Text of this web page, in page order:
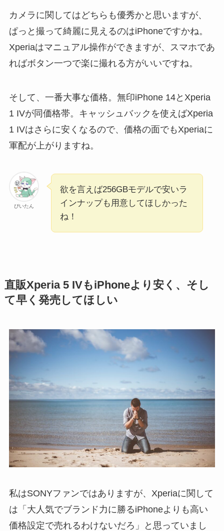
カメラに関してはどちらも優秀かと思いますが、
ぱっと撮って綺麗に見えるのはiPhoneですかね。
Xperiaはマニュアル操作ができますが、スマホであ
ればボタン一つで楽に撮れる方がいいですね。
そして、一番大事な価格。無印iPhone 14とXperia
1 IVが同価格帯。キャッシュバックを使えばXperia
1 IVはさらに安くなるので、価格の面でもXperiaに
軍配が上がりますね。
ぴいたん
欲を言えば256GBモデルで安いラ
インナップも用意してほしかった
ね！
直販Xperia 5 IVもiPhoneより安く、そし
て早く発売してほしい
私はSONYファンではありますが、Xperiaに関して
は「大人気でブランド力に勝るiPhoneよりも高い
価格設定で売れるわけないだろ」と思っていまし